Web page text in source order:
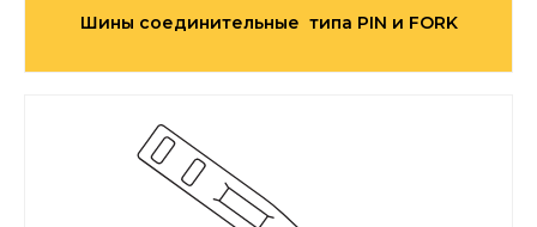
Шины соединительные типа PIN и FORK